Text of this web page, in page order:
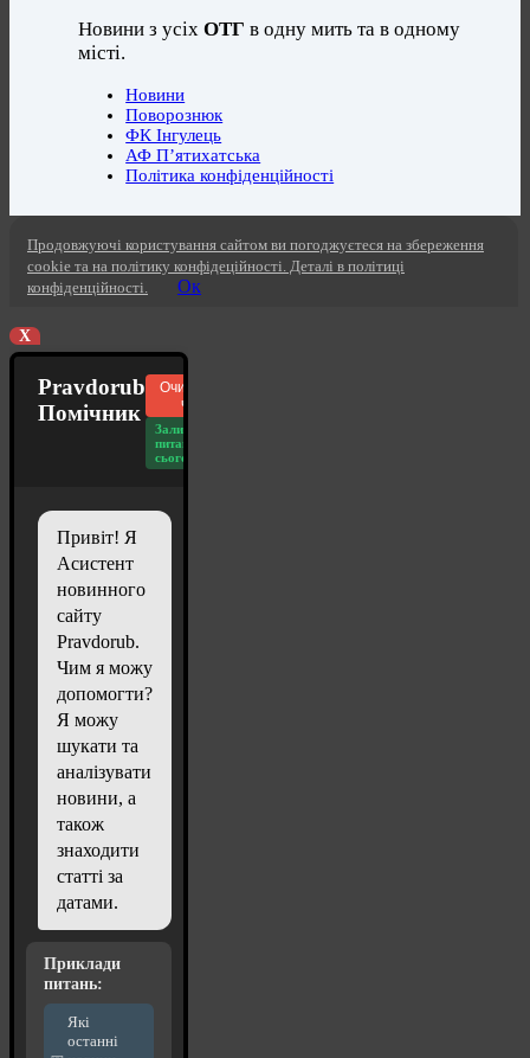
Новини з усіхОТГ в одну мить та в одному
місті.
Новини
Поворознюк
ФК Інгулець
АФ П’ятихатська
Політика конфіденційності
Продовжуючі користування сайтом ви погоджуєтеся на збереження
cookie та на політику конфідеційності. Деталі в політиці
конфіденційності.
Ок
X
Pravdorub
Помічник
Очистити
чат
Залишилось
питань
сьогодні: 20
Привіт! Я
Асистент
новинного
сайту
Pravdorub.
Чим я можу
допомогти?
Я можу
шукати та
аналізувати
новини, а
також
знаходити
статті за
датами.
Приклади
питань:
Які
останні